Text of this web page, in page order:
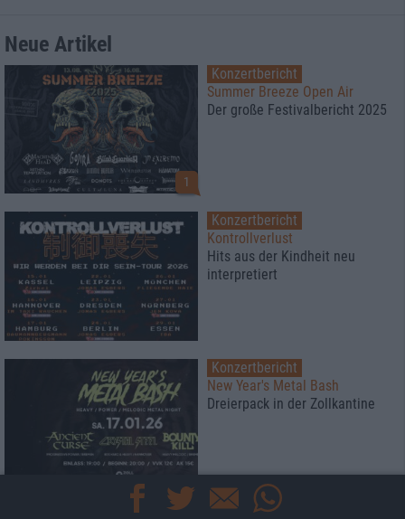
Neue Artikel
1
Konzertbericht
Summer Breeze Open Air
Der große Festivalbericht 2025
Konzertbericht
Kontrollverlust
Hits aus der Kindheit neu
interpretiert
Konzertbericht
New Year's Metal Bash
Dreierpack in der Zollkantine
Konzertbericht